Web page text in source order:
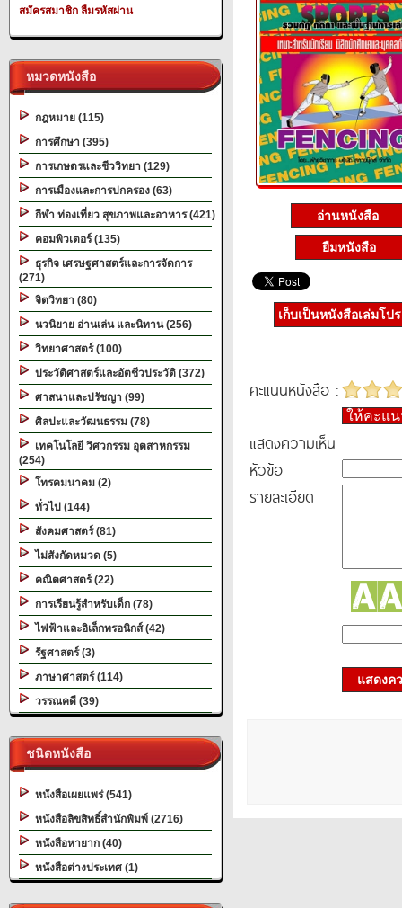
สมัครสมาชิก ลืมรหัสผ่าน
หมวดหนังสือ
กฎหมาย (115)
การศึกษา (395)
การเกษตรและชีววิทยา (129)
การเมืองและการปกครอง (63)
กีฬา ท่องเที่ยว สุขภาพและอาหาร (421)
คอมพิวเตอร์ (135)
ธุรกิจ เศรษฐศาสตร์และการจัดการ
(271)
จิตวิทยา (80)
นวนิยาย อ่านเล่น และนิทาน (256)
วิทยาศาสตร์ (100)
ประวัติศาสตร์และอัตชีวประวัติ (372)
ศาสนาและปรัชญา (99)
ศิลปะและวัฒนธรรม (78)
เทคโนโลยี วิศวกรรม อุตสาหกรรม
(254)
โทรคมนาคม (2)
ทั่วไป (144)
สังคมศาสตร์ (81)
ไม่สังกัดหมวด (5)
คณิตศาสตร์ (22)
การเรียนรู้สำหรับเด็ก (78)
ไฟฟ้าและอิเล็กทรอนิกส์ (42)
รัฐศาสตร์ (3)
ภาษาศาสตร์ (114)
วรรณคดี (39)
ชนิดหนังสือ
หนังสือเผยแพร่ (541)
หนังสือลิขสิทธิ์สำนักพิมพ์ (2716)
หนังสือหายาก (40)
หนังสือต่างประเทศ (1)
อ่านหนังสือ
ยืมหนังสือ
เก็บเป็นหนังสือเล่มโป
คะแนนหนังสือ :
ให้คะแ
แสดงความเห็น
หัวข้อ
รายละเอียด
แสดงค